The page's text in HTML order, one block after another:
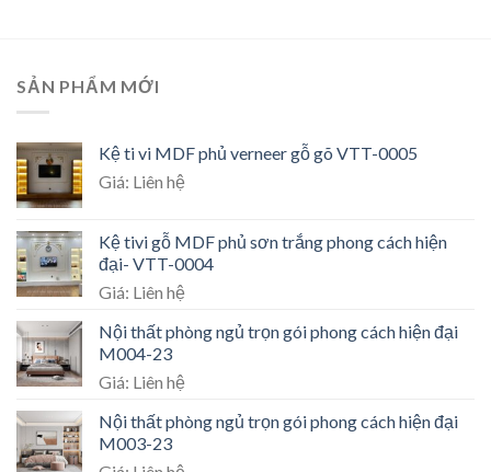
SẢN PHẨM MỚI
Kệ ti vi MDF phủ verneer gỗ gõ VTT-0005
Giá: Liên hệ
Kệ tivi gỗ MDF phủ sơn trắng phong cách hiện
đại- VTT-0004
Giá: Liên hệ
Nội thất phòng ngủ trọn gói phong cách hiện đại
M004-23
Giá: Liên hệ
Nội thất phòng ngủ trọn gói phong cách hiện đại
M003-23